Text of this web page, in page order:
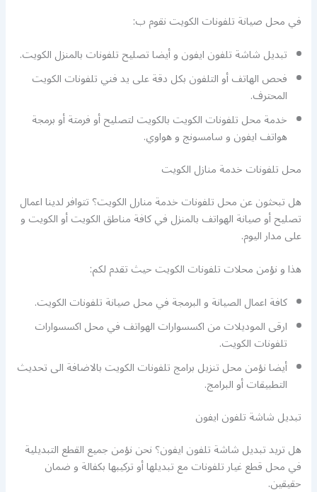
في محل صيانة تلفونات الكويت نقوم ب:
تبديل شاشة تلفون ايفون و أيضا تصليح تلفونات بالمنزل الكويت.
فحص الهاتف أو التلفون بكل دقة على يد فني تلفونات الكويت
المحترف.
خدمة محل تلفونات الكويت بالكويت لتصليح أو فرمتة أو برمجة
هواتف ايفون و سامسونج و هواوي.
محل تلفونات خدمة منازل الكويت
هل تبحثون عن محل تلفونات خدمة منارل الكويت؟ تتوافر لدينا اعمال
تصليح أو صيانة الهواتف بالمنزل في كافة مناطق الكويت أو الكويت و
على مدار اليوم.
هذا و نؤمن محلات تلفونات الكويت حيث تقدم لكم:
كافة اعمال الصيانة و البرمجة في محل صيانة تلفونات الكويت.
ارقى الموديلات من اكسسوارات الهواتف في محل اكسسوارات
تلفونات الكويت.
أيضا نؤمن محل تنزيل برامج تلفونات الكويت بالاضافة الى تحديث
التطبيقات أو البرامج.
تبديل شاشة تلفون ايفون
هل تريد تبديل شاشة تلفون ايفون؟ نحن نؤمن جميع القطع التبديلية
في محل قطع غيار تلفونات مع تبديلها أو تركيبها بكفالة و ضمان
حقيقين.